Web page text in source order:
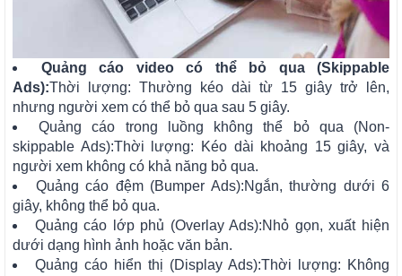
Quảng cáo video có thể bỏ qua (Skippable
Ads):Thời lượng: Thường kéo dài từ 15 giây trở lên,
nhưng người xem có thể bỏ qua sau 5 giây.
Quảng cáo trong luồng không thể bỏ qua (Non-
skippable Ads):Thời lượng: Kéo dài khoảng 15 giây, và
người xem không có khả năng bỏ qua.
Quảng cáo đệm (Bumper Ads):Ngắn, thường dưới 6
giây, không thể bỏ qua.
Quảng cáo lớp phủ (Overlay Ads):Nhỏ gọn, xuất hiện
dưới dạng hình ảnh hoặc văn bản.
Quảng cáo hiển thị (Display Ads):Thời lượng: Không